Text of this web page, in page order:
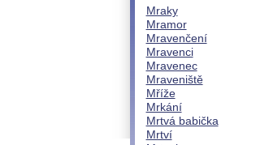
Mraky
Mramor
Mravenčení
Mravenci
Mravenec
Mraveniště
Mříže
Mrkání
Mrtvá babička
Mrtví